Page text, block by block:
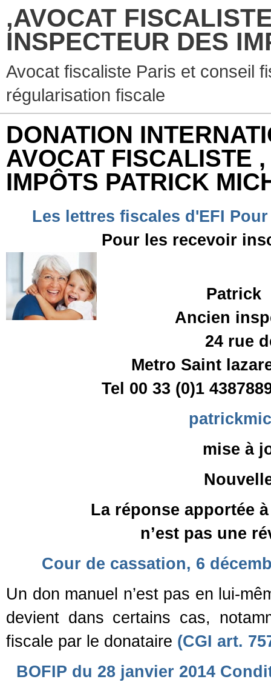
,AVOCAT
INSPECTEUR DES
Avocat fiscaliste Paris et conseil
régularisation fiscale
DONATION
AVOCAT FISCALISTE
IMPÔTS PATRICK
Les lettres fiscales d'EFI
Pour les recevoir
Patrick
Ancien
24 rue
Metro Saint
Tel 00 33 (0)1
mise à
La réponse apportée
n’est pas une
Cour de cassation, 6
Un don manuel n’est pas en lui-
devient dans certains cas,
fiscale par le donataire (CGI art.
BOFIP du 28 janvier 2014